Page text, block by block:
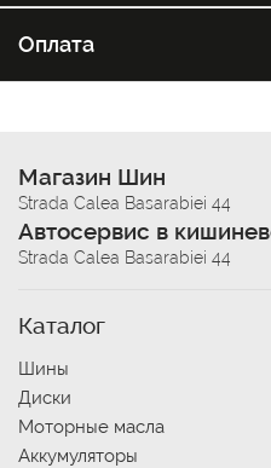
Оплата
Магазин Шин
Strada Calea Basarabiei 44
Автосервис в
Strada Calea Basarabiei 44
Каталог
Шины
Диски
Моторные масла
Аккумуляторы